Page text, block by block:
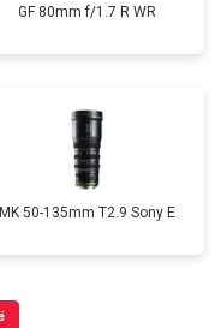
GF 80mm f/1.7 R WR
MK 50-135mm T2.9 Sony E